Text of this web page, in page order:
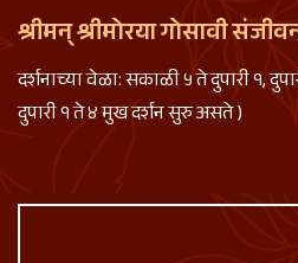
श्रीमन् श्रीमोरया गोसावी
दर्शनाच्या वेळा: सकाळी ५ ते दुपारी १,
दुपारी १ ते ४ मुख दर्शन सुरु असते )